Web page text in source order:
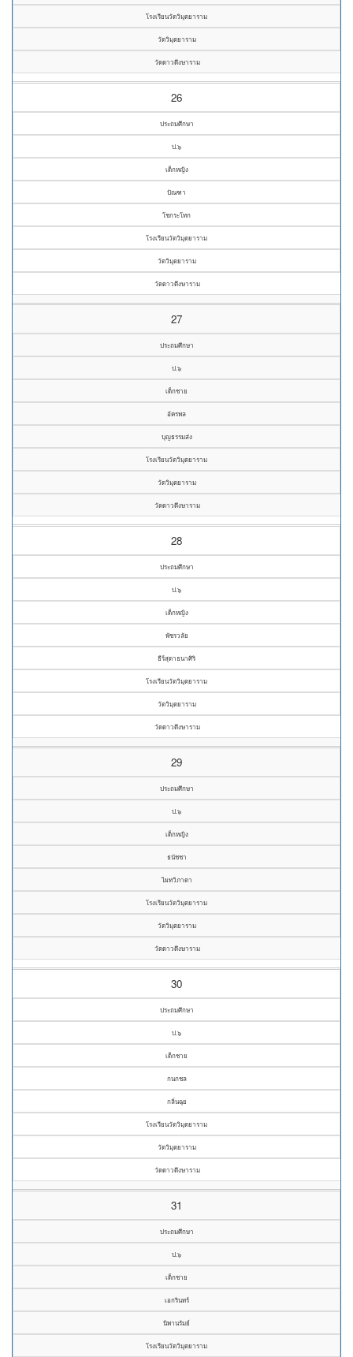
โรงเรียนวัดวิมุตยาราม
วัดวิมุตยาราม
วัดดาวดึงษาราม
26
ประถมศึกษา
ป.๖
เด็กหญิง
ปัณฑา
โชกระโทก
โรงเรียนวัดวิมุตยาราม
วัดวิมุตยาราม
วัดดาวดึงษาราม
27
ประถมศึกษา
ป.๖
เด็กชาย
อัครพล
บุญธรรมส่ง
โรงเรียนวัดวิมุตยาราม
วัดวิมุตยาราม
วัดดาวดึงษาราม
28
ประถมศึกษา
ป.๖
เด็กหญิง
พัชรวลัย
ธีร์สุดาธนาศิริ
โรงเรียนวัดวิมุตยาราม
วัดวิมุตยาราม
วัดดาวดึงษาราม
29
ประถมศึกษา
ป.๖
เด็กหญิง
ธนัชชา
ไผทวิภาดา
โรงเรียนวัดวิมุตยาราม
วัดวิมุตยาราม
วัดดาวดึงษาราม
30
ประถมศึกษา
ป.๖
เด็กชาย
กนกชล
กลิ่นฉุย
โรงเรียนวัดวิมุตยาราม
วัดวิมุตยาราม
วัดดาวดึงษาราม
31
ประถมศึกษา
ป.๖
เด็กชาย
เอกรินทร์
นิพานรัมย์
โรงเรียนวัดวิมุตยาราม